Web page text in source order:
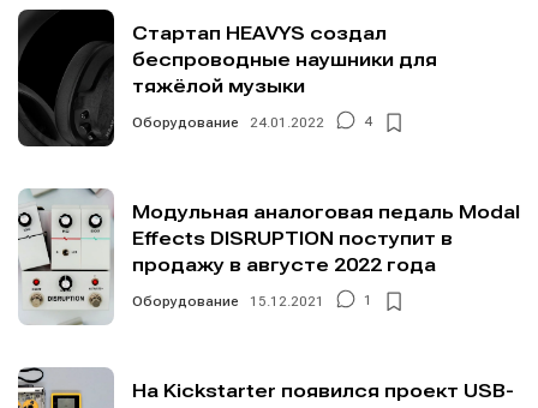
Стартап HEAVYS создал
беспроводные наушники для
тяжёлой музыки
Оборудование 24.01.2022 4
Модульная аналоговая педаль Modal
Effects DISRUPTION поступит в
продажу в августе 2022 года
Оборудование 15.12.2021 1
На Kickstarter появился проект USB-